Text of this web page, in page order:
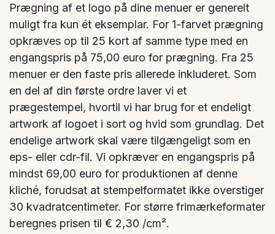
Prægning af et logo på dine menuer er generelt
muligt fra kun ét eksemplar. For 1-farvet prægning
opkræves op til 25 kort af samme type med en
engangspris på 75,00 euro for prægning. Fra 25
menuer er den faste pris allerede inkluderet. Som
en del af din første ordre laver vi et
prægestempel, hvortil vi har brug for et endeligt
artwork af logoet i sort og hvid som grundlag. Det
endelige artwork skal være tilgængeligt som en
eps- eller cdr-fil. Vi opkræver en engangspris på
mindst 69,00 euro for produktionen af denne
kliché, forudsat at stempelformatet ikke overstiger
30 kvadratcentimeter. For større frimærkeformater
beregnes prisen til € 2,30 /cm².